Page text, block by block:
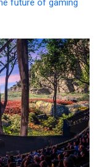
future of gaming